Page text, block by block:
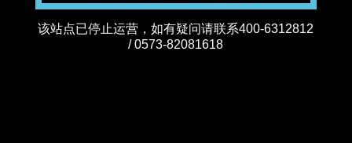
该站点已停止运营，如有疑问请联系400-6312812
/ 0573-82081618